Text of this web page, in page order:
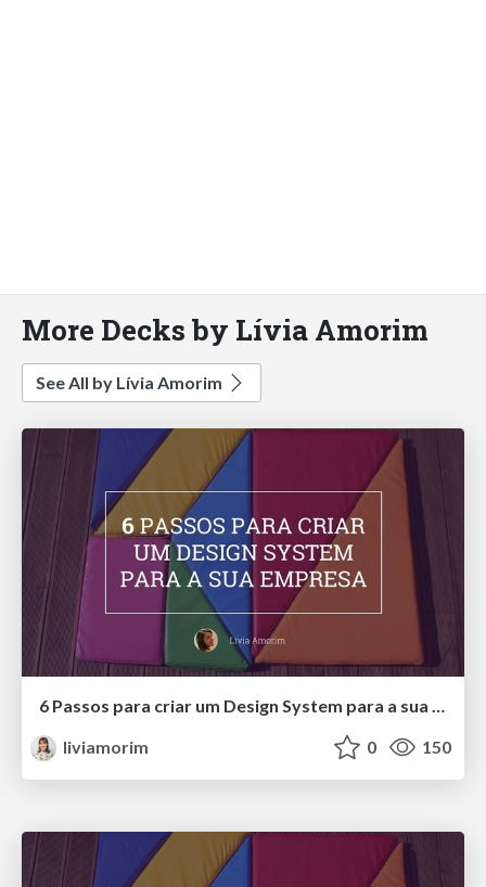
More Decks by Lívia Amorim
See All by Lívia Amorim
6 Passos para criar um Design System para a sua empresa
liviamorim
0 150